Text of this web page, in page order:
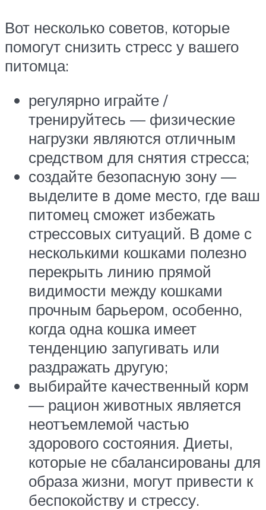
Вот несколько советов, которые
помогут снизить стресс у вашего
питомца:
регулярно играйте /
тренируйтесь — физические
нагрузки являются отличным
средством для снятия стресса;
создайте безопасную зону —
выделите в доме место, где ваш
питомец сможет избежать
стрессовых ситуаций. В доме с
несколькими кошками полезно
перекрыть линию прямой
видимости между кошками
прочным барьером, особенно,
когда одна кошка имеет
тенденцию запугивать или
раздражать другую;
выбирайте качественный корм
— рацион животных является
неотъемлемой частью
здорового состояния. Диеты,
которые не сбалансированы для
образа жизни, могут привести к
беспокойству и стрессу.